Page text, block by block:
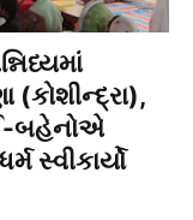
બહેનોએ
સ્વીકાર્યો